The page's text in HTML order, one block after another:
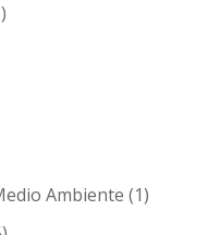
Ambiente (1)